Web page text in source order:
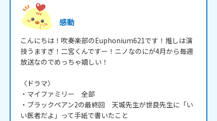
感動
こんにちは！吹奏楽部のEuphonium621です！推しは演
技うますぎ！二宮くんですー！ニノなのにが4月から毎週
放送なのでめっちゃ嬉しい！
〈ドラマ〉
・マイファミリー　全部
・ブラックペアン2の最終回　天城先生が世良先生に「い
い医者だよ」って手紙で書いたこと